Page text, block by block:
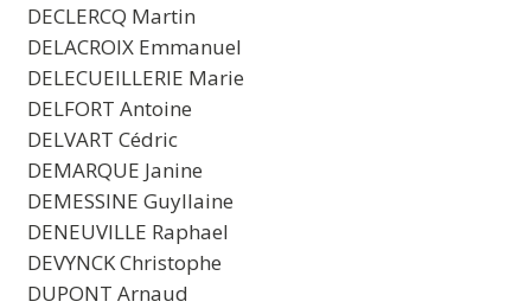
DECLERCQ Martin
DELACROIX Emmanuel
DELECUEILLERIE Marie
DELFORT Antoine
DELVART Cédric
DEMARQUE Janine
DEMESSINE Guyllaine
DENEUVILLE Raphael
DEVYNCK Christophe
DUPONT Arnaud